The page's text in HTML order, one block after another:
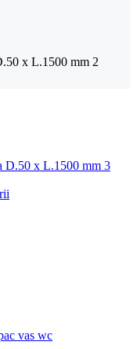
vas wc